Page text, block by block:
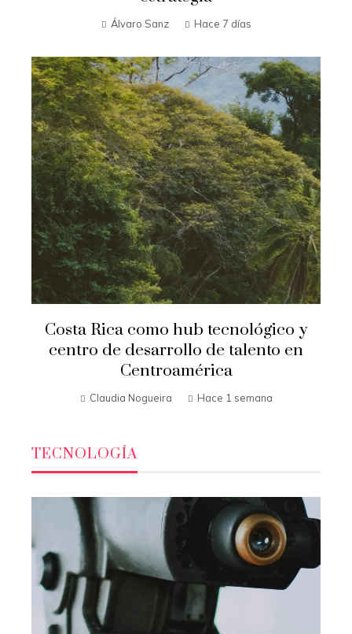
Álvaro Sanz Hace 7 días
Costa Rica como hub tecnológico y
centro de desarrollo de talento en
Centroamérica
Claudia Nogueira Hace 1 semana
TECNOLOGÍA